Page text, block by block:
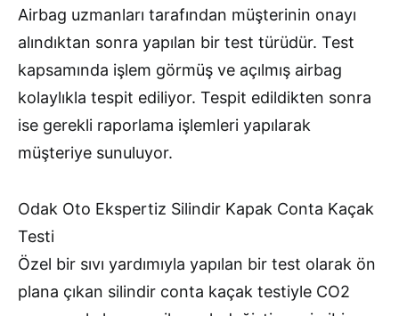
Airbag uzmanları tarafından müşterinin onayı
alındıktan sonra yapılan bir test türüdür. Test
kapsamında işlem görmüş ve açılmış airbag
kolaylıkla tespit ediliyor. Tespit edildikten sonra
ise gerekli raporlama işlemleri yapılarak
müşteriye sunuluyor.
Odak Oto Ekspertiz Silindir Kapak Conta Kaçak
Testi
Özel bir sıvı yardımıyla yapılan bir test olarak ön
plana çıkan silindir conta kaçak testiyle CO2